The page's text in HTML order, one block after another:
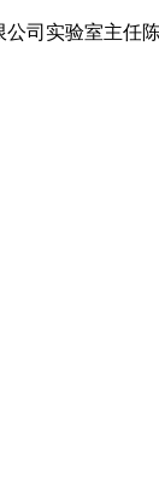
司实验室主任